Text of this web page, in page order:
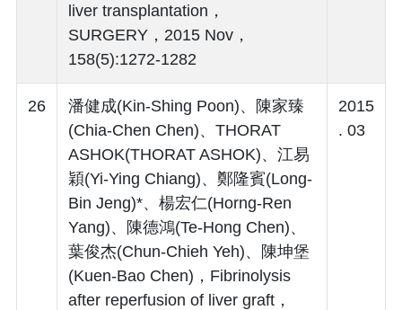
liver transplantation，
SURGERY，2015 Nov，
158(5):1272-1282
26
潘健成(Kin-Shing Poon)、陳家臻
(Chia-Chen Chen)、THORAT
ASHOK(THORAT ASHOK)、江易
穎(Yi-Ying Chiang)、鄭隆賓(Long-
Bin Jeng)*、楊宏仁(Horng-Ren
Yang)、陳德鴻(Te-Hong Chen)、
葉俊杰(Chun-Chieh Yeh)、陳坤堡
(Kuen-Bao Chen)，Fibrinolysis
after reperfusion of liver graft，
2015
. 03